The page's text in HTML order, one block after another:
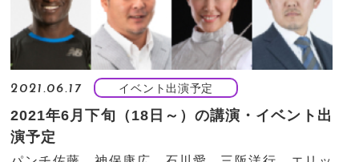
2021.06.17 イベント出演予定
2021年6月下旬（18日～）の講演・イベント出
演予定